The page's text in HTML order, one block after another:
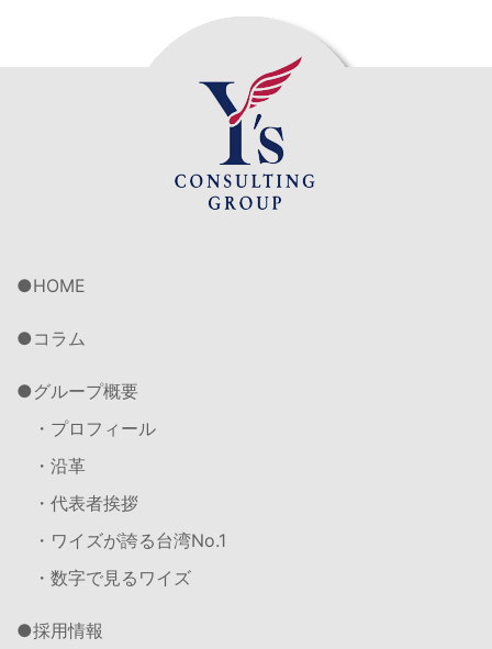
HOME
コラム
グループ概要
・プロフィール
・沿革
・代表者挨拶
・ワイズが誇る台湾No.1
・数字で見るワイズ
採用情報